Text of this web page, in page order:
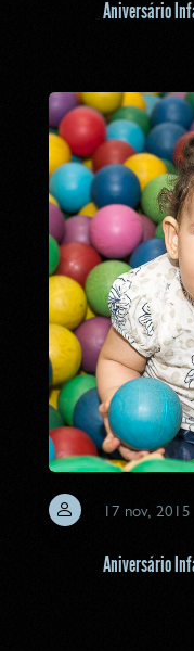
Aniversário
17 nov, 2015
Aniversário